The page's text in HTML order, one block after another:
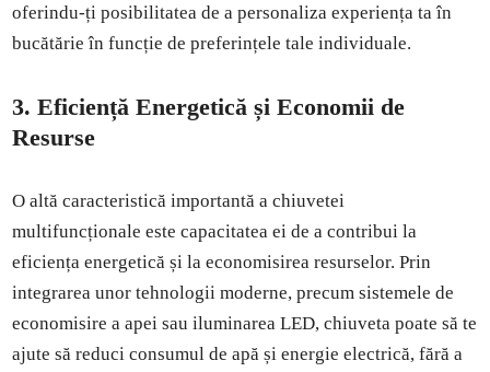
oferindu-ți posibilitatea de a personaliza experiența ta în
bucătărie în funcție de preferințele tale individuale.
3. Eficiență Energetică și Economii de
Resurse
O altă caracteristică importantă a chiuvetei
multifuncționale este capacitatea ei de a contribui la
eficiența energetică și la economisirea resurselor. Prin
integrarea unor tehnologii moderne, precum sistemele de
economisire a apei sau iluminarea LED, chiuveta poate să te
ajute să reduci consumul de apă și energie electrică, fără a